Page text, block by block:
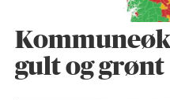
gult og grønt